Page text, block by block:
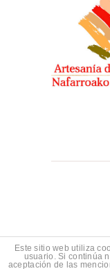
Este sitio web utiliza
usuario. Si continúa
aceptación de las